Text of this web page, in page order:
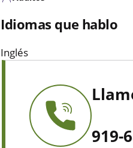
Idiomas que hablo
Inglés
919-